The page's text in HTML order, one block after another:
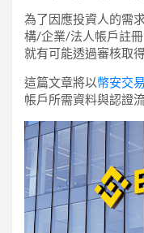
為了因應投資人的需
構/企業/法人帳戶註
就有可能透過審核取
這篇文章將以幣安交
帳戶所需資料與認證